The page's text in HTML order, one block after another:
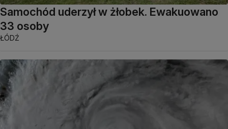
Samochód uderzył w żłobek. Ewakuowano
33 osoby
ŁÓDŹ